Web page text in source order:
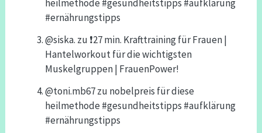
heilmethode #gesundheitstipps #aufklärung
#ernährungstipps
@siska. zu ❗️27 min. Krafttraining für Frauen |
Hantelworkout für die wichtigsten
Muskelgruppen | FrauenPower!
@toni.mb67zu nobelpreis für diese
heilmethode #gesundheitstipps #aufklärung
#ernährungstipps